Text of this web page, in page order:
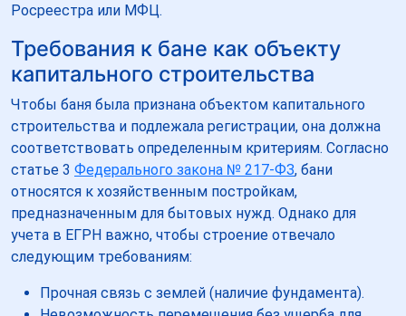
Росреестра или МФЦ.
Требования к бане как объекту
капитального строительства
Чтобы баня была признана объектом капитального
строительства и подлежала регистрации, она должна
соответствовать определенным критериям. Согласно
статье 3 Федерального закона № 217-ФЗ, бани
относятся к хозяйственным постройкам,
предназначенным для бытовых нужд. Однако для
учета в ЕГРН важно, чтобы строение отвечало
следующим требованиям:
Прочная связь с землей (наличие фундамента).